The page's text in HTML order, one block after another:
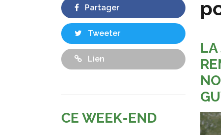
LA
Partager
Tweeter
Lien
CE WEEK-END